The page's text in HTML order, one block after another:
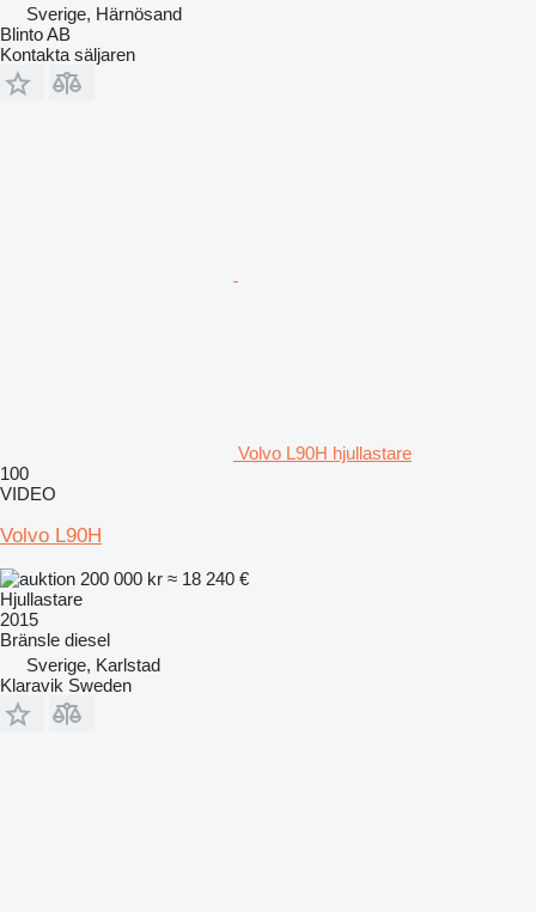
Sverige, Härnösand
Blinto AB
Kontakta säljaren
Volvo L90H hjullastare
100
VIDEO
Volvo L90H
200 000 kr ≈ 18 240 €
Hjullastare
2015
Bränsle diesel
Sverige, Karlstad
Klaravik Sweden